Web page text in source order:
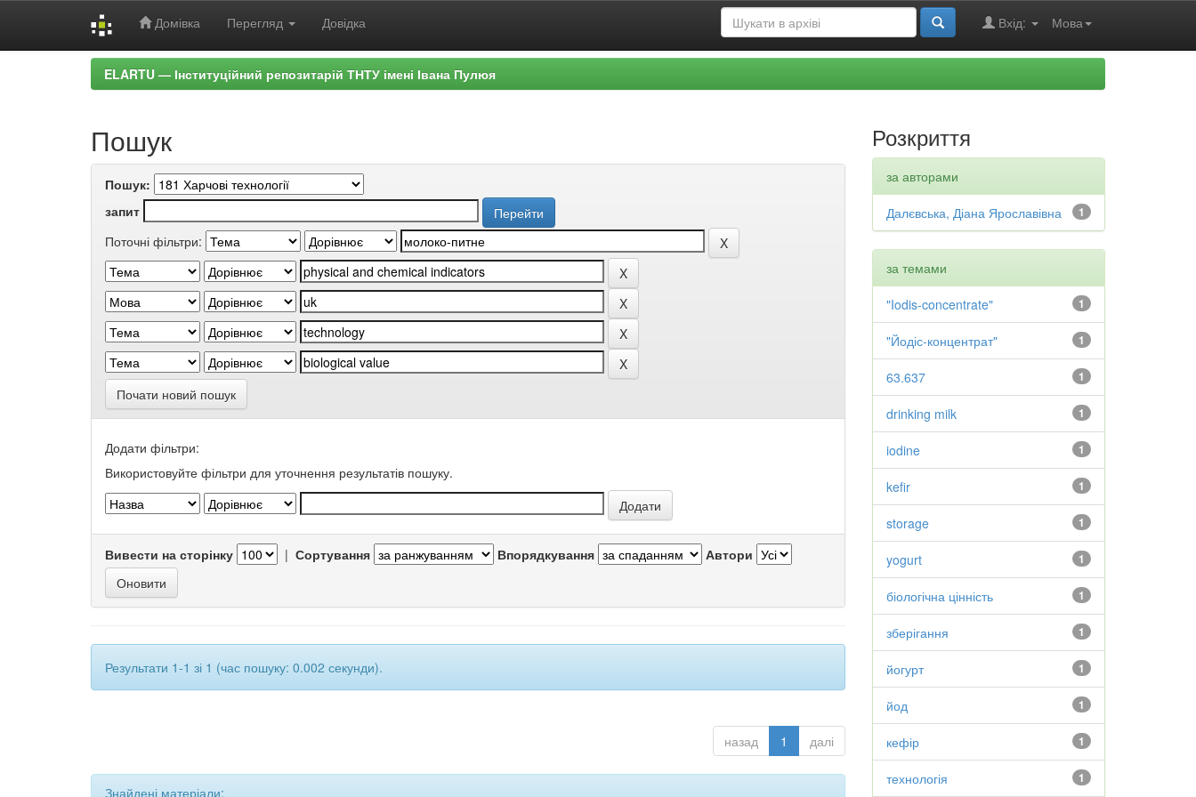
Домівка Перегляд Довідка Мова
Вхід:
ELARTU — Інституційний репозитарій ТНТУ імені Івана Пулюя
Пошук
Пошук:
запит
Поточні фільтри:
Почати новий пошук
Додати фільтри:
Використовуйте фільтри для уточнення результатів пошуку.
Вивести на сторінку | Сортування Впорядкування Автори
Результати 1-1 зі 1 (час пошуку: 0.002 секунди).
назад 1 далі
Знайдені матеріали:
Розкриття
за авторами
1
Далєвська, Діана Ярославівна
за темами
1
"Iodis-concentrate"
1
"Йодіс-концентрат"
1
63.637
1
drinking milk
1
iodine
1
kefir
1
storage
1
yogurt
1
біологічна цінність
1
зберігання
1
йогурт
1
йод
1
кефір
1
технологія